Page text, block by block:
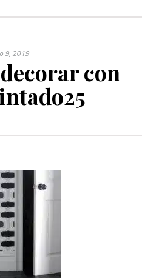
9, 2019
con